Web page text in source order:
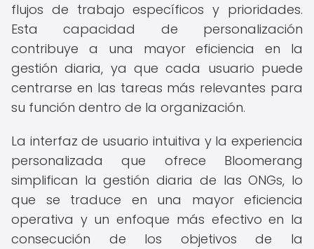
flujos de trabajo específicos y prioridades.
Esta capacidad de personalización
contribuye a una mayor eficiencia en la
gestión diaria, ya que cada usuario puede
centrarse en las tareas más relevantes para
su función dentro de la organización.
La interfaz de usuario intuitiva y la experiencia
personalizada que ofrece Bloomerang
simplifican la gestión diaria de las ONGs, lo
que se traduce en una mayor eficiencia
operativa y un enfoque más efectivo en la
consecución de los objetivos de la